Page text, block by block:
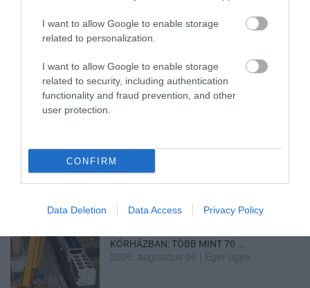
I want to allow Google to enable storage
related to personalization.
I want to allow Google to enable storage
related to security, including authentication
functionality and fraud prevention, and other
user protection.
CONFIRM
Data Deletion Data Access Privacy Policy
LAKÓÉPÜLETEK LÁNGOLTAK SZERDÁN
2026. augusztus 06|Riasztó
2026. augusztus 06|Sport
KÓRHÁZBAN: TÖBB MINT 70 ...
2026. augusztus 06 Eger ügye